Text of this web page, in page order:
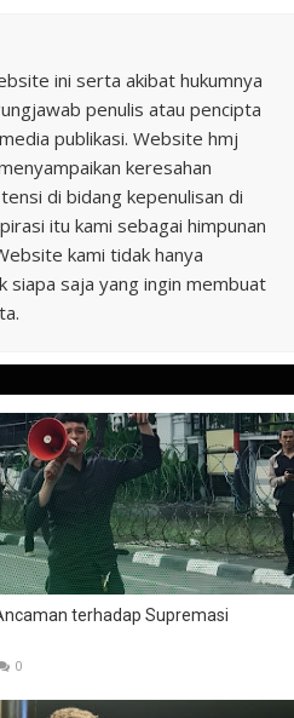
ini serta akibat hukumnya
penulis atau pencipta
publikasi. Website hmj
keresahan
di bidang kepenulisan di
itu kami sebagai himpunan
kami tidak hanya
siapa saja yang ingin membuat
terhadap Supremasi
0